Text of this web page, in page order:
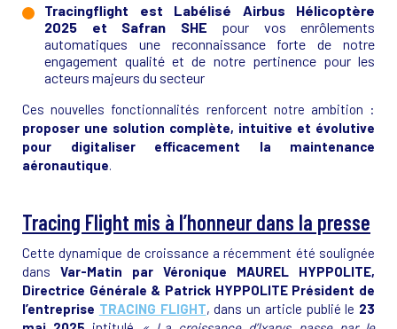
Tracingflight est Labélisé Airbus Hélicoptère
2025 et Safran SHE pour vos enrôlements
automatiques une reconnaissance forte de notre
engagement qualité et de notre pertinence pour les
acteurs majeurs du secteur
Ces nouvelles fonctionnalités renforcent notre ambition :
proposer une solution complète, intuitive et évolutive
pour digitaliser efficacement la maintenance
aéronautique.
Tracing Flight mis à l’honneur dans la presse
Cette dynamique de croissance a récemment été soulignée
dans Var-Matin par Véronique MAUREL HYPPOLITE,
Directrice Générale & Patrick HYPPOLITE Président de
l’entreprise TRACING FLIGHT, dans un article publié le 23